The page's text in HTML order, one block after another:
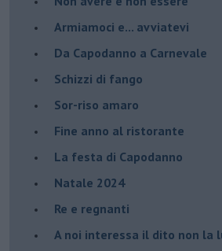
Armiamoci e... avviatevi
Da Capodanno a Carnevale
Schizzi di fango
Sor-riso amaro
Fine anno al ristorante
La festa di Capodanno
Natale 2024
Re e regnanti
A noi interessa il dito non la